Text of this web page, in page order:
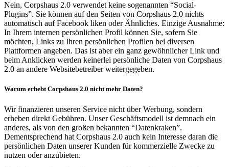
Nein, Corpshaus 2.0 verwendet keine sogenannten “Social-
Plugins”. Sie können auf den Seiten von Corpshaus 2.0 nichts
automatisch auf Facebook liken oder Ähnliches. Einzige Ausnahme:
In Ihrem internen persönlichen Profil können Sie, sofern Sie
möchten, Links zu Ihren persönlichen Profilen bei diversen
Plattformen angeben. Das ist aber ein ganz gewöhnlicher Link und
beim Anklicken werden keinerlei persönliche Daten von Corpshaus
2.0 an andere Websitebetreiber weitergegeben.
Warum erhebt Corpshaus 2.0 nicht mehr Daten?
Wir finanzieren unseren Service nicht über Werbung, sondern
erheben direkt Gebühren. Unser Geschäftsmodell ist demnach ein
anderes, als von den großen bekannten “Datenkraken”.
Dementsprechend hat Corpshaus 2.0 auch kein Interesse daran die
persönlichen Daten unserer Kunden für kommerzielle Zwecke zu
nutzen oder anzubieten.